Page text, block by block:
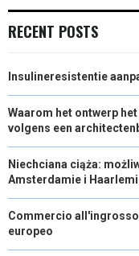
RECENT POSTS
Insulineresistentie
Waarom het ontwerp
volgens een
Niechciana ciąża:
Amsterdamie i
Commercio
europeo